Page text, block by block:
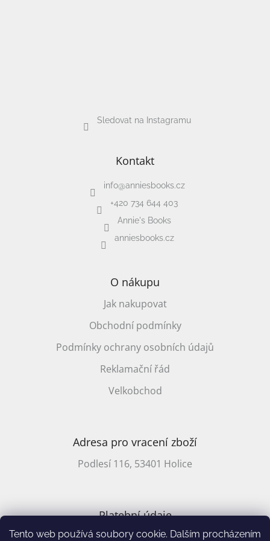
Tento web používá soubory cookie. Dalším procházením
Sledovat na Instagramu
Kontakt
info@anniesbooks.cz
+420 734 644 403
Annie's Books
anniesbooks.cz
O nákupu
Jak nakupovat
Obchodní podmínky
Podmínky ochrany osobních údajů
Reklamační řád
Velkobchod
Adresa pro vracení zboží
Podlesí 116, 53401 Holice
Platební údaje
CZ účet: 2701857647/2010